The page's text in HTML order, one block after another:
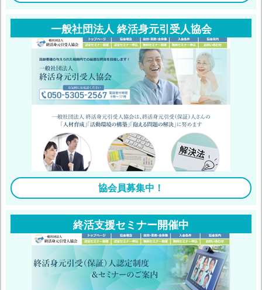
一般社団法人 終活身元引受人協会
協会員募集中！
終活支援セミナー開催中